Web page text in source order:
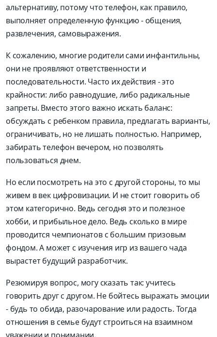
альтернативу, потому что телефон, как правило,
выполняет определенную функцию - общения,
развлечения, самовыражения.
К сожалению, многие родители сами инфантильны,
они не проявляют ответственности и
последовательности. Часто их действия - это
крайности: либо равнодушие, либо радикальные
запреты. Вместо этого важно искать баланс:
обсуждать с ребенком правила, предлагать варианты,
ограничивать, но не лишать полностью. Например,
забирать телефон вечером, но позволять
пользоваться днем.
Но если посмотреть на это с другой стороны, то мы
живем в век цифровизации. И не стоит говорить об
этом категорично. Ведь сегодня это и полезное
хобби, и прибыльное дело. Ведь сколько в мире
проводится чемпионатов с большим призовым
фондом. А может с изучения игр из вашего чада
вырастет будущий разработчик.
Резюмируя вопрос, могу сказать так: учитесь
говорить друг с другом. Не бойтесь выражать эмоции
- будь то обида, разочарование или радость. Тогда
отношения в семье будут строиться на взаимном